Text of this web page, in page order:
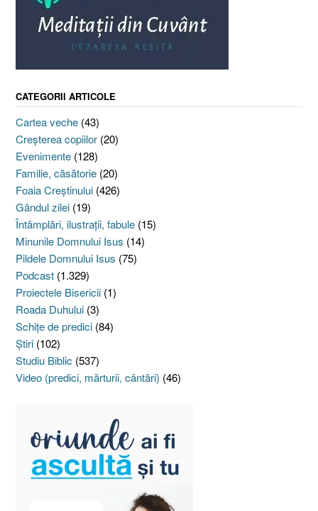
CATEGORII ARTICOLE
Cartea veche (43)
Creşterea copiilor (20)
Evenimente (128)
Familie, căsătorie (20)
Foaia Creştinului (426)
Gândul zilei (19)
Întâmplări, ilustraţii, fabule (15)
Minunile Domnului Isus (14)
Pildele Domnului Isus (75)
Podcast (1.329)
Proiectele Bisericii (1)
Roada Duhului (3)
Schiţe de predici (84)
Ştiri (102)
Studiu Biblic (537)
Video (predici, mărturii, cântări) (46)